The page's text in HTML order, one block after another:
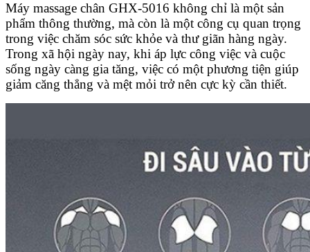
Máy massage chân GHX-5016 không chỉ là một sản
phẩm thông thường, mà còn là một công cụ quan trọng
trong việc chăm sóc sức khỏe và thư giãn hàng ngày.
Trong xã hội ngày nay, khi áp lực công việc và cuộc
sống ngày càng gia tăng, việc có một phương tiện giúp
giảm căng thẳng và mệt mỏi trở nên cực kỳ cần thiết.